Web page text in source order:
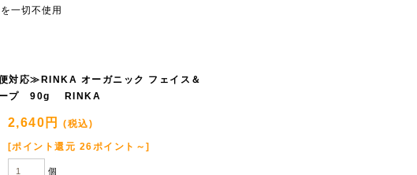
一切不使用
対応≫RINKA オーガニック フェイス＆
ープ 90g RINKA
2,640円 (税込)
[ポイント還元 26ポイント～]
個